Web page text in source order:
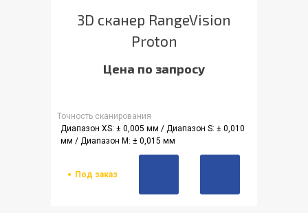
3D сканер RangeVision
Proton
Цена по запросу
Точность сканирования
Диапазон XS: ± 0,005 мм / Диапазон S: ± 0,010
мм / Диапазон M: ± 0,015 мм
Под заказ